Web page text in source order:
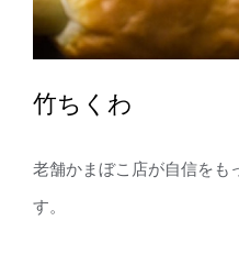
竹ちくわ
老舗かまぼこ店が自信をも
す。